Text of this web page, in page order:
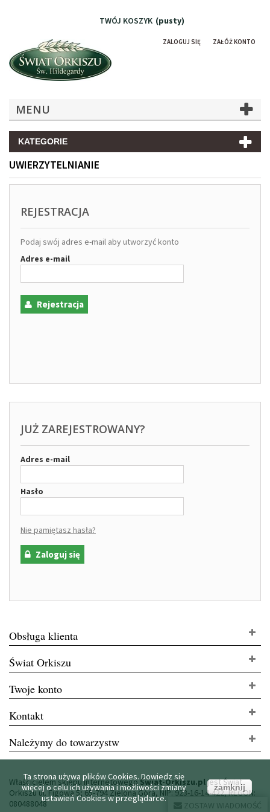
TWÓJ KOSZYK (pusty)
ZALOGUJ SIĘ ZAŁÓŻ KONTO
MENU
KATEGORIE
UWIERZYTELNIANIE
REJESTRACJA
Podaj swój adres e-mail aby utworzyć konto
Adres e-mail
Rejestracja
JUŻ ZAREJESTROWANY?
Adres e-mail
Hasło
Nie pamiętasz hasła?
Zaloguj się
ZOSTAW WIADOMOŚĆ
Obsługa klienta
Świat Orkiszu
Twoje konto
Kontakt
Należymy do towarzystw
Ta strona używa plików Cookies. Dowiedz się
więcej o celu ich używania i możliwości zmiany
ustawień Cookies w przeglądarce.
zamknij
Właścicielem sklepu internetowegoŚwiat-Orkiszu.pljest Świat
Orkiszu ul. Figowa 5; 65-794 Zielona Góra, NIP: 923-16-14-422, REGON:
080488048